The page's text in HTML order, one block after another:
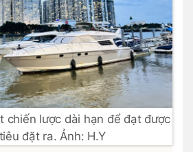
chiến lược dài hạn để đạt được
đặt ra. Ảnh: H.Y